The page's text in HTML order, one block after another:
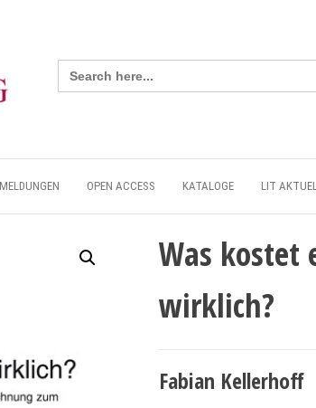
Search
for:
MELDUNGEN OPEN ACCESS KATALOGE LIT
Was kostet
wirklich?
Fabian Kellerhoff